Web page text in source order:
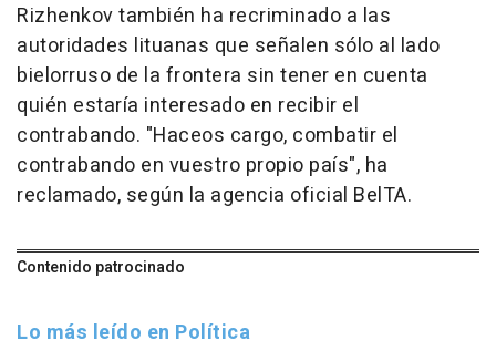
Rizhenkov también ha recriminado a las
autoridades lituanas que señalen sólo al lado
bielorruso de la frontera sin tener en cuenta
quién estaría interesado en recibir el
contrabando. "Haceos cargo, combatir el
contrabando en vuestro propio país", ha
reclamado, según la agencia oficial BelTA.
Contenido patrocinado
Lo más leído en Política